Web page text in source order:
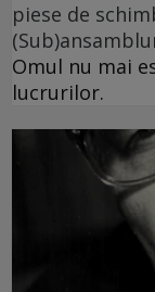
piese de
Omul nu mai
lucrurilor.